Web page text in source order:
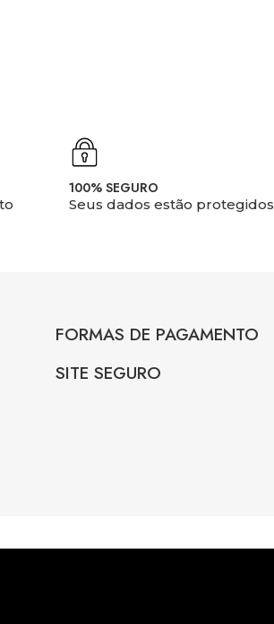
100% SEGURO
Seus dados estão protegidos
FORMAS DE PAGAMENTO
SITE SEGURO